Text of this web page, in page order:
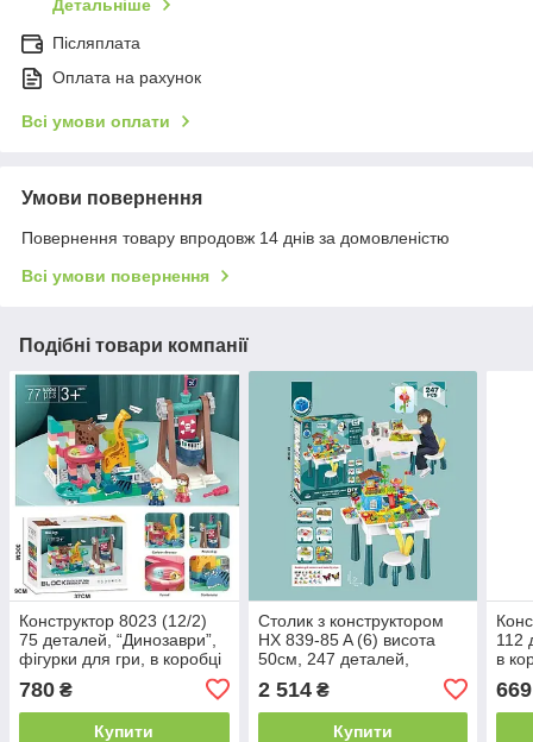
Детальніше
Післяплата
Оплата на рахунок
Всі умови оплати
Умови повернення
Повернення товару впродовж 14 днів за домовленістю
Всі умови повернення
Подібні товари компанії
Конструктор 8023 (12/2)
75 деталей, “Динозаври”,
фігурки для гри, в коробці
780 ₴
Купити
Столик з конструктором
HX 839-85 A (6) висота
50см, 247 деталей,
ігрові фігурки, гірки, в
коробці
2 514₴
Купити
112
в
669